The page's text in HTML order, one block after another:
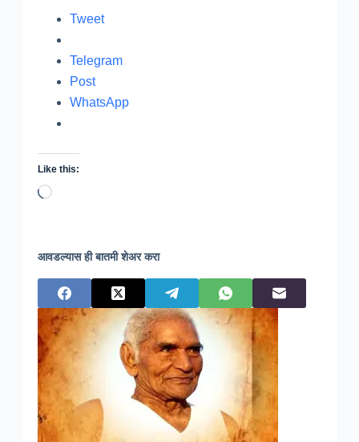
Tweet
Telegram
Post
WhatsApp
Like this:
Loading…
आवडल्यास ही बातमी शेअर करा